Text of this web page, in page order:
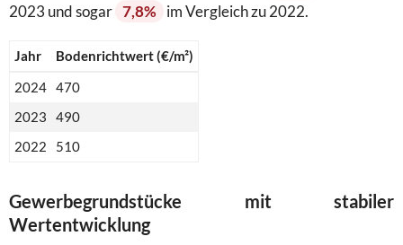
2023 und sogar 7,8% im Vergleich zu 2022.
Jahr
Bodenrichtwert (€/m²)
2024 470
2023
490
2022
510
Gewerbegrundstücke mit stabiler
Wertentwicklung